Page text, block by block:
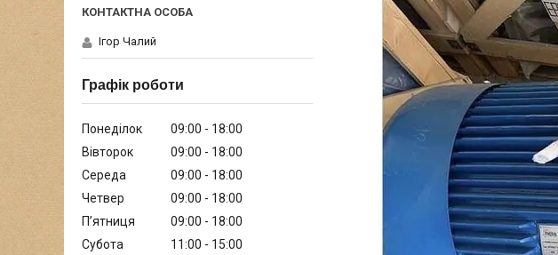
Ігор Чалий
Графік роботи
Понеділок 09:00
18:00
Вівторок
09:00
18:00
Середа
09:00
18:00
Четвер
09:00
18:00
Пʼятниця
09:00
18:00
Субота
11:00
15:00